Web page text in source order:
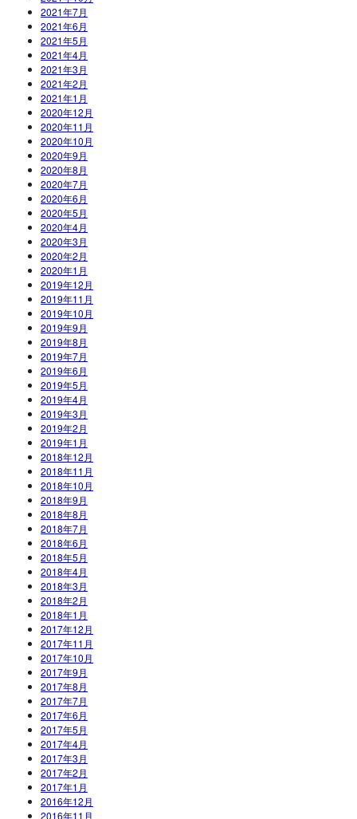
2021年7月
2021年6月
2021年5月
2021年4月
2021年3月
2021年2月
2021年1月
2020年12月
2020年11月
2020年10月
2020年9月
2020年8月
2020年7月
2020年6月
2020年5月
2020年4月
2020年3月
2020年2月
2020年1月
2019年12月
2019年11月
2019年10月
2019年9月
2019年8月
2019年7月
2019年6月
2019年5月
2019年4月
2019年3月
2019年2月
2019年1月
2018年12月
2018年11月
2018年10月
2018年9月
2018年8月
2018年7月
2018年6月
2018年5月
2018年4月
2018年3月
2018年2月
2018年1月
2017年12月
2017年11月
2017年10月
2017年9月
2017年8月
2017年7月
2017年6月
2017年5月
2017年4月
2017年3月
2017年2月
2017年1月
2016年12月
2016年11月